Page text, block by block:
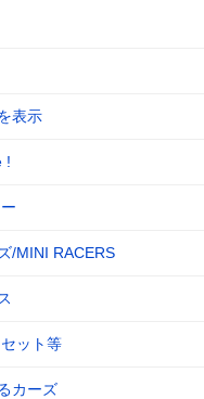
表示
!
/MINI RACERS
ット等
カーズ